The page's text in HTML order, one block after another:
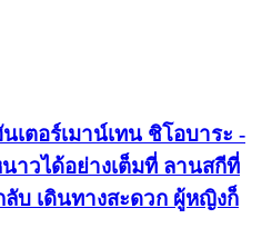
เตอร์เมาน์เทน ชิโอบาระ -
าวได้อย่างเต็มที่ ลานสกีที่
ลับ เดินทางสะดวก ผู้หญิงก็